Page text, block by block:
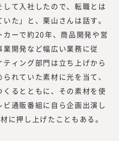
のたび、『みらいワ
、外部人材活用や新
リスキリング、サス
査・研究、情報を提
た。
登録いただいている
材は8万名を越えまし
ェッショナル人材の
として、多くのプロ
き方や、企業でのプ
して入社したので、転職とは
た」と、栗山さんは話す。
ーで約20年、商品開発や営
開発など幅広い業務に従
ィング部門は立ち上げから
れていた素材に光を当て、
るとともに、その素材を使
通販番組に自ら企画出演し
に押し上げたこともある。